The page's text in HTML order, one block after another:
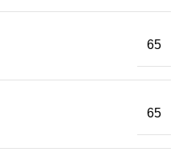
65
65